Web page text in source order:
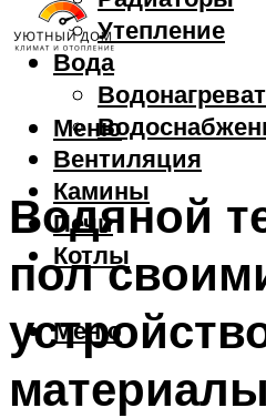
Утепление
Вода
Вентиляция
Камины
Печи
Котлы
Меню
Меню
Водяной
пол
материалы